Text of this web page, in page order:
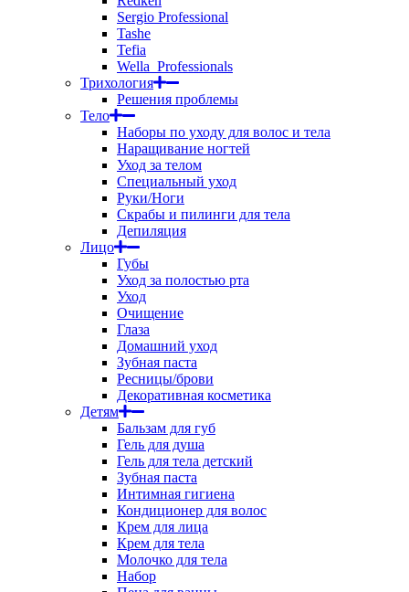
Sergio Professional
Tashe
Tefia
Wella_Professionals
Трихология
Решения проблемы
Тело
Наборы по уходу для волос и тела
Наращивание ногтей
Уход за телом
Специальный уход
Руки/Ноги
Скрабы и пилинги для тела
Депиляция
Лицо
Губы
Уход за полостью рта
Уход
Очищение
Глаза
Домашний уход
Зубная паста
Ресницы/брови
Декоративная косметика
Детям
Бальзам для губ
Гель для душа
Гель для тела детский
Зубная паста
Интимная гигиена
Кондиционер для волос
Крем для лица
Крем для тела
Молочко для тела
Набор